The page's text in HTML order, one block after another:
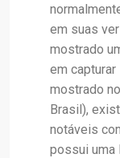
em suas
mostrado
em
mostrado
Brasil),
notáveis
possui uma